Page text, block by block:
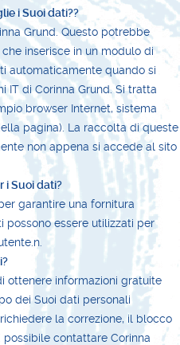
i Suoi dati??
Grund. Questo potrebbe
inserisce in un modulo di
automaticamente quando si
IT di Corinna Grund. Si tratta
browser Internet, sistema
pagina). La raccolta di queste
non appena si accede al sito
i Suoi dati?
garantire una fornitura
essere utilizzati per
ottenere informazioni gratuite
dei Suoi dati personali
la correzione, il blocco
contattare Corinna